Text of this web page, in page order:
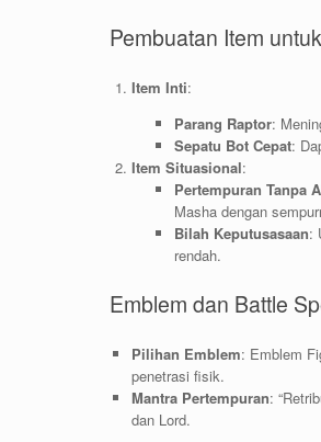
Pembuatan Item
Item Inti:
Parang Raptor:
Sepatu Bot Cepat:
Item Situasional:
Pertempuran Tanpa
Masha dengan
Bilah Keputusasaan:
rendah.
Emblem dan Battle
Pilihan Emblem: Emblem
penetrasi fisik.
Mantra Pertempuran:
dan Lord.